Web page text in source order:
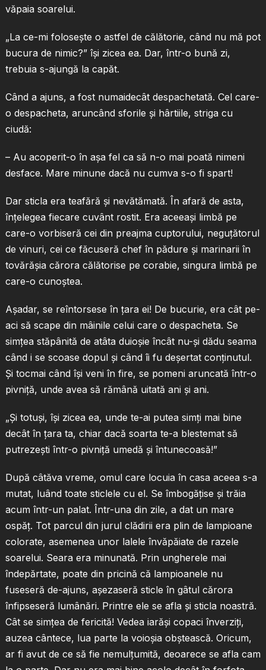
văpaia soarelui.
„La ce-mi foloseşte o astfel de călătorie, când nu mă pot
bucura de nimic?” îşi zicea ea. Dar, într-o bună zi,
trebuia s-ajungă la capăt.
Când a ajuns, a fost numaidecât despachetată. Cel care-
o despacheta, aruncând sforile şi hârtiile, striga cu
ciudă:
– Au acoperit-o în aşa fel ca să n-o mai poată nimeni
desface. Mare minune dacă nu cumva s-o fi spart!
Dar sticla era teafără şi nevătămată. În afară de asta,
înţelegea fiecare cuvânt rostit. Era aceeaşi limbă pe
care-o vorbiseră cei din preajma cuptorului, neguţătorul
de vinuri, cei ce făcuseră chef în pădure şi marinarii în
tovărăşia cărora călătorise pe corabie, singura limbă pe
care-o cunoştea.
Aşadar, se reîntorsese în ţara ei! De bucurie, era cât pe-
aci să scape din mâinile celui care o despacheta. Se
simţea stăpânită de atâta duioşie încât nu-şi dădu seama
când i se scoase dopul şi când îi fu deşertat conţinutul.
Şi tocmai când îşi veni în fire, se pomeni aruncată într-o
pivniţă, unde avea să rămână uitată ani şi ani.
„Şi totuşi, îşi zicea ea, unde te-ai putea simţi mai bine
decât în ţara ta, chiar dacă soarta te-a blestemat să
putrezeşti într-o pivniţă umedă şi întunecoasă!”
După câtăva vreme, omul care locuia în casa aceea s-a
mutat, luând toate sticlele cu el. Se îmbogăţise şi trăia
acum într-un palat. Într-una din zile, a dat un mare
ospăţ. Tot parcul din jurul clădirii era plin de lampioane
colorate, asemenea unor lalele învăpăiate de razele
soarelui. Seara era minunată. Prin ungherele mai
îndepărtate, poate din pricină că lampioanele nu
fuseseră de-ajuns, aşezaseră sticle în gâtul cărora
înfipseseră lumânări. Printre ele se afla şi sticla noastră.
Cât se simţea de fericită! Vedea iarăşi copaci înverziţi,
auzea cântece, lua parte la voioşia obştească. Oricum,
ar fi avut de ce să fie nemulţumită, deoarece se afla cam